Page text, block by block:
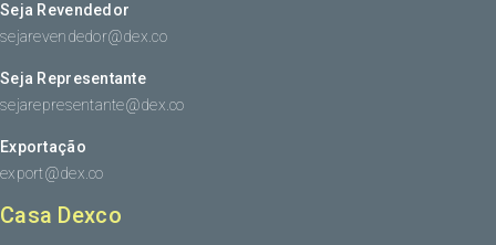
Seja Revendedor
sejarevendedor@dex.co
Seja Representante
sejarepresentante@dex.co
Exportação
export@dex.co
Casa Dexco